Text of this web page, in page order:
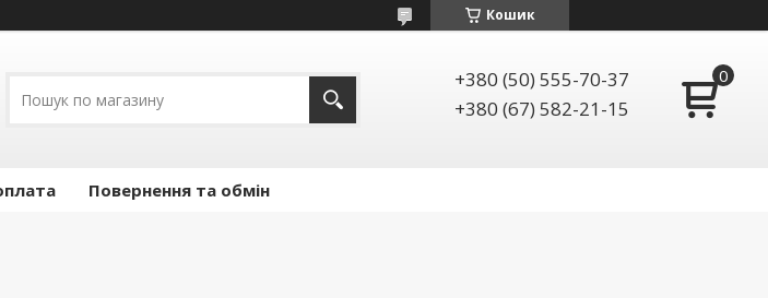
Кошик
+380 (50) 555-70-37
+380 (67) 582-21-15
Повернення та обмін